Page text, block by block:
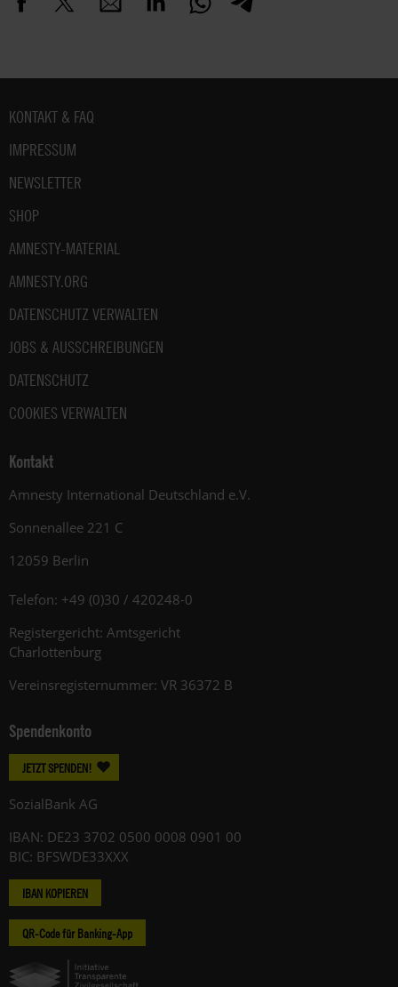
Fußbereich
KONTAKT & FAQ
IMPRESSUM
NEWSLETTER
SHOP
AMNESTY-MATERIAL
AMNESTY.ORG
DATENSCHUTZ VERWALTEN
JOBS & AUSSCHREIBUNGEN
DATENSCHUTZ
COOKIES VERWALTEN
Kontakt
Amnesty International Deutschland e.V.
Sonnenallee 221 C
12059 Berlin
Telefon: +49 (0)30 / 420248-0
Registergericht: Amtsgericht
Charlottenburg
Vereinsregisternummer: VR 36372 B
Spendenkonto
JETZT SPENDEN!
SozialBank AG
IBAN: DE23 3702 0500 0008 0901 00
BIC: BFSWDE33XXX
IBAN KOPIEREN
QR-Code für Banking-App